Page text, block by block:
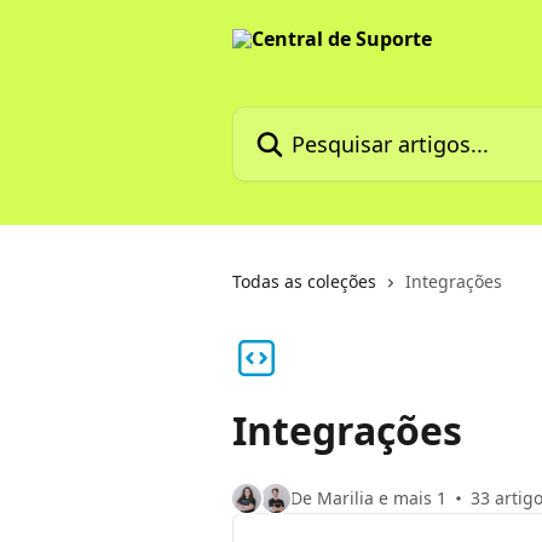
Pesquisar artigos...
Todas as coleções Integrações
Integrações
De Marilia e mais 1 33